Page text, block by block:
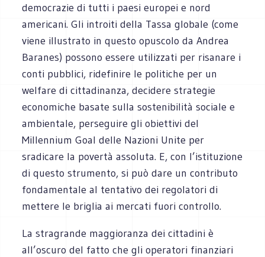
democrazie di tutti i paesi europei e nord
americani. Gli introiti della Tassa globale (come
viene illustrato in questo opuscolo da Andrea
Baranes) possono essere utilizzati per risanare i
conti pubblici, ridefinire le politiche per un
welfare di cittadinanza, decidere strategie
economiche basate sulla sostenibilità sociale e
ambientale, perseguire gli obiettivi del
Millennium Goal delle Nazioni Unite per
sradicare la povertà assoluta. E, con l’istituzione
di questo strumento, si può dare un contributo
fondamentale al tentativo dei regolatori di
mettere le briglia ai mercati fuori controllo.
La stragrande maggioranza dei cittadini è
all’oscuro del fatto che gli operatori finanziari